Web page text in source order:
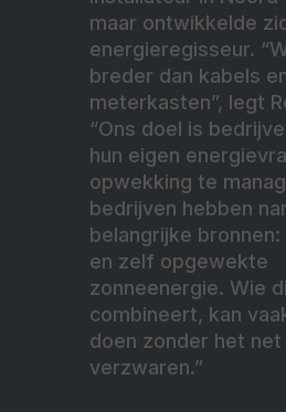
maar ontwikkelde
energieregisseur.
breder dan kabels
meterkasten”, legt
“Ons doel is
hun eigen
opwekking te
bedrijven hebben
belangrijke
en zelf opgewekte
zonneenergie. Wie
combineert, kan
doen zonder het
verzwaren.”